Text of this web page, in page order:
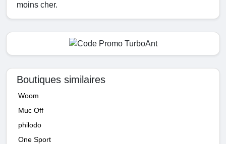
moins cher.
Boutiques similaires
Woom
Muc Off
philodo
One Sport